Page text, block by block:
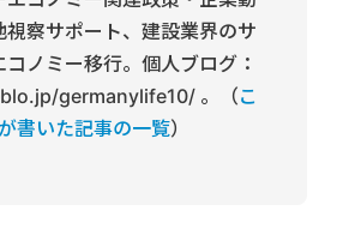
視察サポート、建設業界のサ
ノミー移行。個人ブログ：
germanylife10/ 。（こ
書いた記事の一覧）